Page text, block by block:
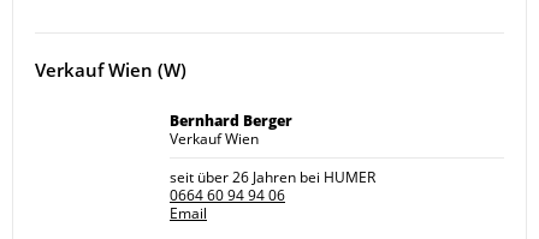
Verkauf Wien (W)
Bernhard Berger
Verkauf Wien
seit über 26 Jahren bei HUMER
0664 60 94 94 06
Email